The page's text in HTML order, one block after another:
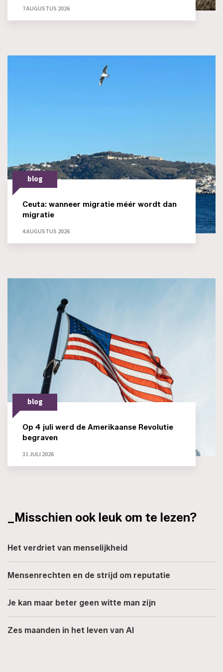
7 AUGUSTUS 2026
blog
Ceuta: wanneer migratie méér wordt dan
migratie
4 AUGUSTUS 2026
blog
Op 4 juli werd de Amerikaanse Revolutie
begraven
31 JULI 2026
_Misschien ook leuk om te lezen?
Het verdriet van menselijkheid
Mensenrechten en de strijd om reputatie
Je kan maar beter geen witte man zijn
Zes maanden in het leven van AI